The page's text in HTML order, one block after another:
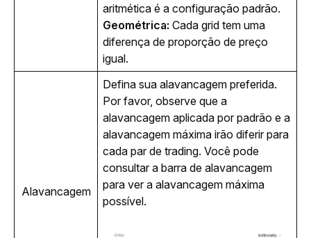
aritmética é a configuração padrão.
Geométrica: Cada grid tem uma
diferença de proporção de preço
igual.
Alavancagem
Defina sua alavancagem preferida.
Por favor, observe que a
alavancagem aplicada por padrão e a
alavancagem máxima irão diferir para
cada par de trading. Você pode
consultar a barra de alavancagem
para ver a alavancagem máxima
possível.